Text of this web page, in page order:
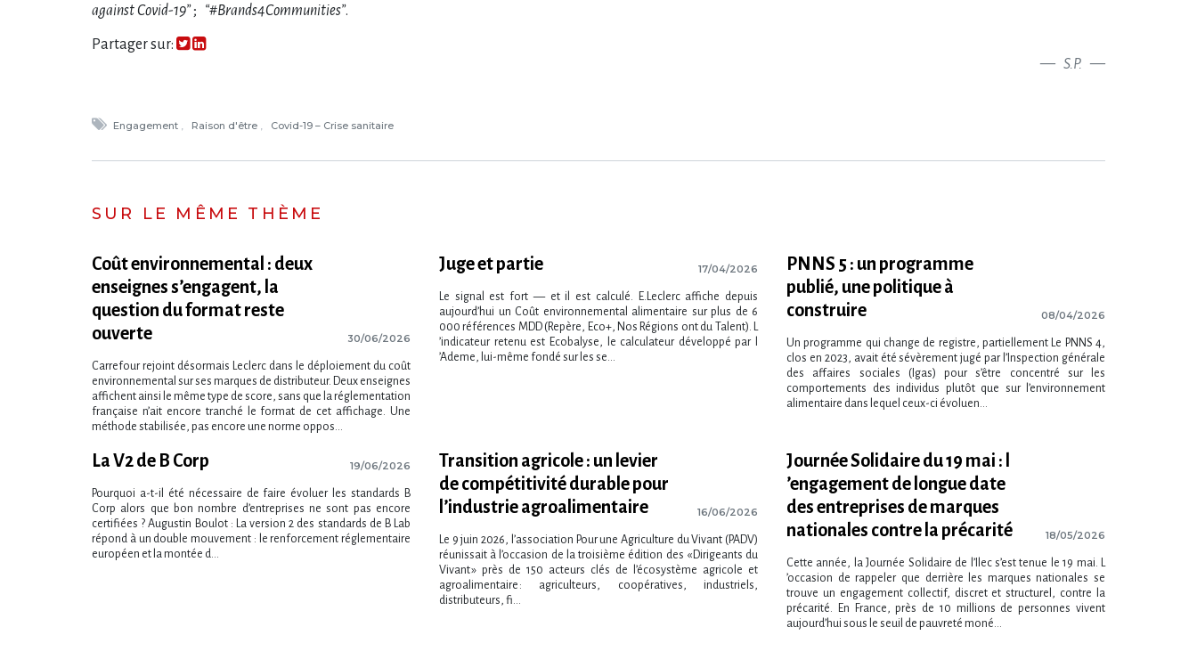
against Covid-19”; “#Brands4Communities”.
Partager sur:
S.P.
Engagement Raison d'être Covid-19 – Crise sanitaire
SUR LE MÊME THÈME
Coût environnemental : deux
enseignes s​‌’engagent, la
question du format reste
ouverte
30/06/2026
Carrefour rejoint désormais Leclerc dans le déploiement du coût
environnemental sur ses marques de distributeur. Deux enseignes
affichent ainsi le même type de score, sans que la réglementation
française n​‌’ait encore tranché le format de cet affichage. Une
méthode stabilisée, pas encore une norme oppos...
Juge et partie 17/04/2026
Le signal est fort — et il est calculé. E.Leclerc affiche depuis
aujourd​‌’hui un Coût environnemental alimentaire sur plus de 6
000 références MDD (Repère, Eco+, Nos Régions ont du Talent). L​
‌’indicateur retenu est Ecobalyse, le calculateur développé par l​
‌’Ademe, lui-même fondé sur les se...
PNNS 5 : un programme
publié, une politique à
construire
08/04/2026
Un programme qui change de registre, partiellement Le PNNS 4,
clos en 2023, avait été sévèrement jugé par l​‌’Inspection générale
des affaires sociales (Igas) pour s​‌’être concentré sur les
comportements des individus plutôt que sur l​‌’environnement
alimentaire dans lequel ceux-ci évoluen...
La V2 de B Corp 19/06/2026
Pourquoi a-t-il été nécessaire de faire évoluer les standards B
Corp alors que bon nombre d’entreprises ne sont pas encore
certifiées ? Augustin Boulot : La version 2 des standards de B Lab
répond à un double mouvement : le renforcement réglementaire
européen et la montée d...
Transition agricole : un levier
de compétitivité durable pour
l’industrie agroalimentaire
16/06/2026
Le 9 juin 2026, l’association Pour une Agriculture du Vivant (PADV)
réunissait à l’occasion de la troisième édition des « Dirigeants du
Vivant » près de 150 acteurs clés de l’écosystème agricole et
agroalimentaire : agriculteurs, coopératives, industriels,
distributeurs, fi...
Journée Solidaire du 19 mai : l​
‌’engagement de longue date
des entreprises de marques
nationales contre la précarité
18/05/2026
Cette année, la Journée Solidaire de l​‌’Ilec s​‌’est tenue le 19 mai. L​
‌’occasion de rappeler que derrière les marques nationales se
trouve un engagement collectif, discret et structurel, contre la
précarité. En France, près de 10 millions de personnes vivent
aujourd’hui sous le seuil de pauvreté moné...